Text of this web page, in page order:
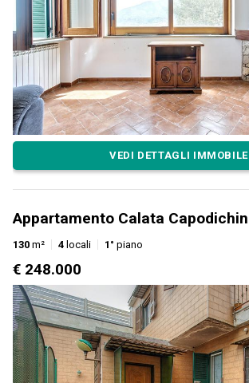
VEDI DETTAGLI IMMOBILE
Appartamento Calata
130 m² 4 locali 1° piano
€ 248.000